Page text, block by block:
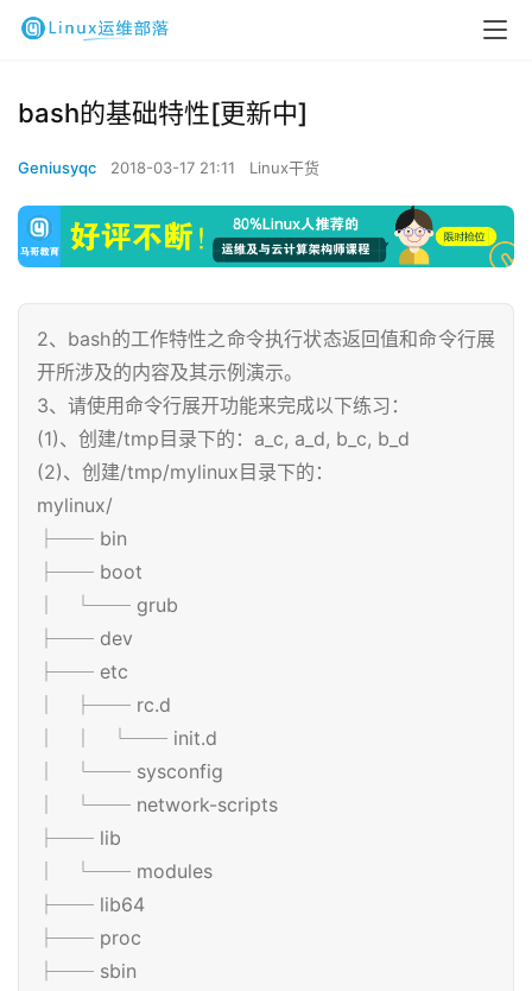
bash的基础特性[更新中]
Geniusyqc 2018-03-17 21:11 Linux干货
2、bash的工作特性之命令执行状态返回值和命令行展
开所涉及的内容及其示例演示。
3、请使用命令行展开功能来完成以下练习：
(1)、创建/tmp目录下的：a_c, a_d, b_c, b_d
(2)、创建/tmp/mylinux目录下的：
mylinux/
├── bin
├── boot
│ └── grub
├── dev
├── etc
│ ├── rc.d
│ │ └── init.d
│ └── sysconfig
│ └── network-scripts
├── lib
│ └── modules
├── lib64
├── proc
├── sbin